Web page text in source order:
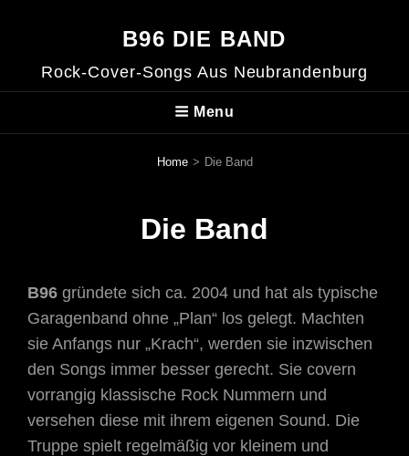
B96 DIE BAND
Rock-Cover-Songs Aus Neubrandenburg
Menu
Home > Die Band
Die Band
B96 gründete sich ca. 2004 und hat als typische
Garagenband ohne „Plan“ los gelegt. Machten
sie Anfangs nur „Krach“, werden sie inzwischen
den Songs immer besser gerecht. Sie covern
vorrangig klassische Rock Nummern und
versehen diese mit ihrem eigenen Sound. Die
Truppe spielt regelmäßig vor kleinem und